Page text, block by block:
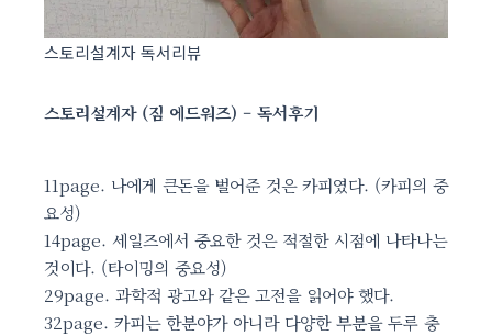
스토리설계자 독서리뷰
스토리설계자 (짐 에드워즈) – 독서후기
11page. 나에게 큰돈을 벌어준 것은 카피였다. (카피의 중
요성)
14page. 세일즈에서 중요한 것은 적절한 시점에 나타나는
것이다. (타이밍의 중요성)
29page. 과학적 광고와 같은 고전을 읽어야 했다.
32page. 카피는 한분야가 아니라 다양한 부분을 두루 충